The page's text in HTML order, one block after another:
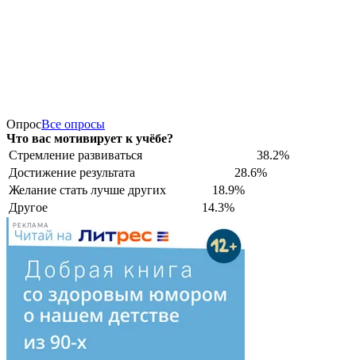
ОпросВсе опросы
Что вас мотивирует к учёбе?
Стремление развиваться
38.2%
Достижение результата
28.6%
Желание стать лучше других
18.9%
Другое
14.3%
РЕКЛАМА